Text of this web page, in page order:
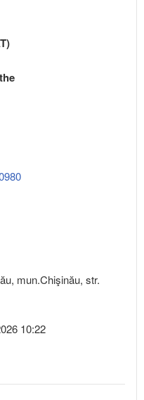
mun.Chişinău, str.
10:22